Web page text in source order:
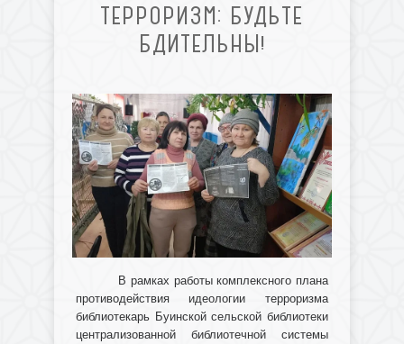
ТЕРРОРИЗМ: БУДЬТЕ
БДИТЕЛЬНЫ!
В рамках работы комплексного плана
противодействия идеологии терроризма
библиотекарь Буинской сельской библиотеки
централизованной библиотечной системы